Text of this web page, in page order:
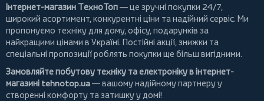
Інтернет-магазин ТехноТоп— це зручні покупки 24/7,
широкий асортимент, конкурентні ціни та надійний сервіс. Ми
пропонуємо техніку для дому, офісу, подарунків за
найкращими цінами в Україні. Постійні акції, знижки та
спеціальні пропозиції роблять покупки ще більш вигідними.
Замовляйте побутову техніку та електроніку в інтернет-
магазині tehnotop.ua— вашому надійному партнеру у
створенні комфорту та затишку у домі!